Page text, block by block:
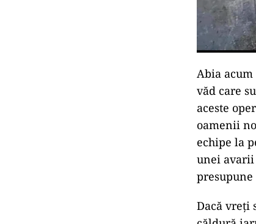
Abia
văd care
aceste
oamenii
echipe la
unei avarii
Dacă vreți